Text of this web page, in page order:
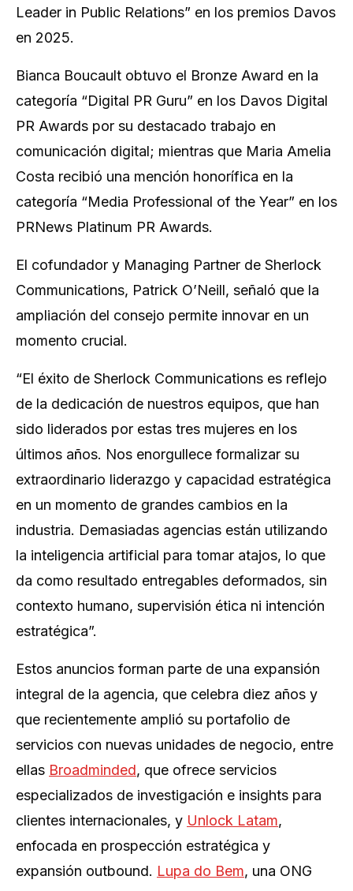
Leader in Public Relations” en los premios Davos
en 2025.
Bianca Boucault obtuvo el Bronze Award en la
categoría “Digital PR Guru” en los Davos Digital
PR Awards por su destacado trabajo en
comunicación digital; mientras que Maria Amelia
Costa recibió una mención honorífica en la
categoría “Media Professional of the Year” en los
PRNews Platinum PR Awards.
El cofundador y Managing Partner de Sherlock
Communications, Patrick O’Neill, señaló que la
ampliación del consejo permite innovar en un
momento crucial.
“El éxito de Sherlock Communications es reflejo
de la dedicación de nuestros equipos, que han
sido liderados por estas tres mujeres en los
últimos años. Nos enorgullece formalizar su
extraordinario liderazgo y capacidad estratégica
en un momento de grandes cambios en la
industria. Demasiadas agencias están utilizando
la inteligencia artificial para tomar atajos, lo que
da como resultado entregables deformados, sin
contexto humano, supervisión ética ni intención
estratégica”.
Estos anuncios forman parte de una expansión
integral de la agencia, que celebra diez años y
que recientemente amplió su portafolio de
servicios con nuevas unidades de negocio, entre
ellas Broadminded, que ofrece servicios
especializados de investigación e insights para
clientes internacionales, y Unlock Latam,
enfocada en prospección estratégica y
expansión outbound. Lupa do Bem, una ONG